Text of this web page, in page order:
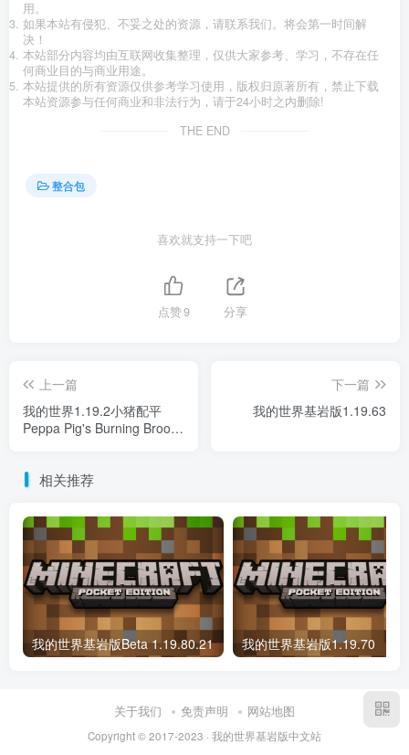
用。
如果本站有侵犯、不妥之处的资源，请联系我们。将会第一时间解
决！
本站部分内容均由互联网收集整理，仅供大家参考、学习，不存在任
何商业目的与商业用途。
本站提供的所有资源仅供参考学习使用，版权归原著所有，禁止下载
本站资源参与任何商业和非法行为，请于24小时之内删除!
THE END
整合包
喜欢就支持一下吧
点赞9 分享
上一篇
我的世界1.19.2小猪配平
Peppa Pig's Burning Broom
下一篇
我的世界基岩版1.19.63
相关推荐
我的世界基岩版Beta 1.19.80.21 我的世界基岩版1.19.70
关于我们 免责声明 网站地图
Copyright © 2017-2023 · 我的世界基岩版中文站